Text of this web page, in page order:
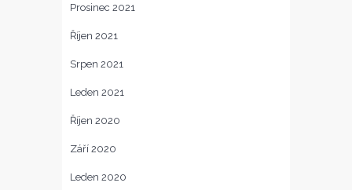
Prosinec 2021
Říjen 2021
Srpen 2021
Leden 2021
Říjen 2020
Září 2020
Leden 2020